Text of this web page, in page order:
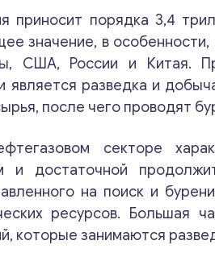
приносит порядка 3,4
значение, в особенности,
США, России и Китая.
является разведка и
после чего проводят
секторе
и достаточной
на поиск и
ресурсов. Большая
которые занимаются